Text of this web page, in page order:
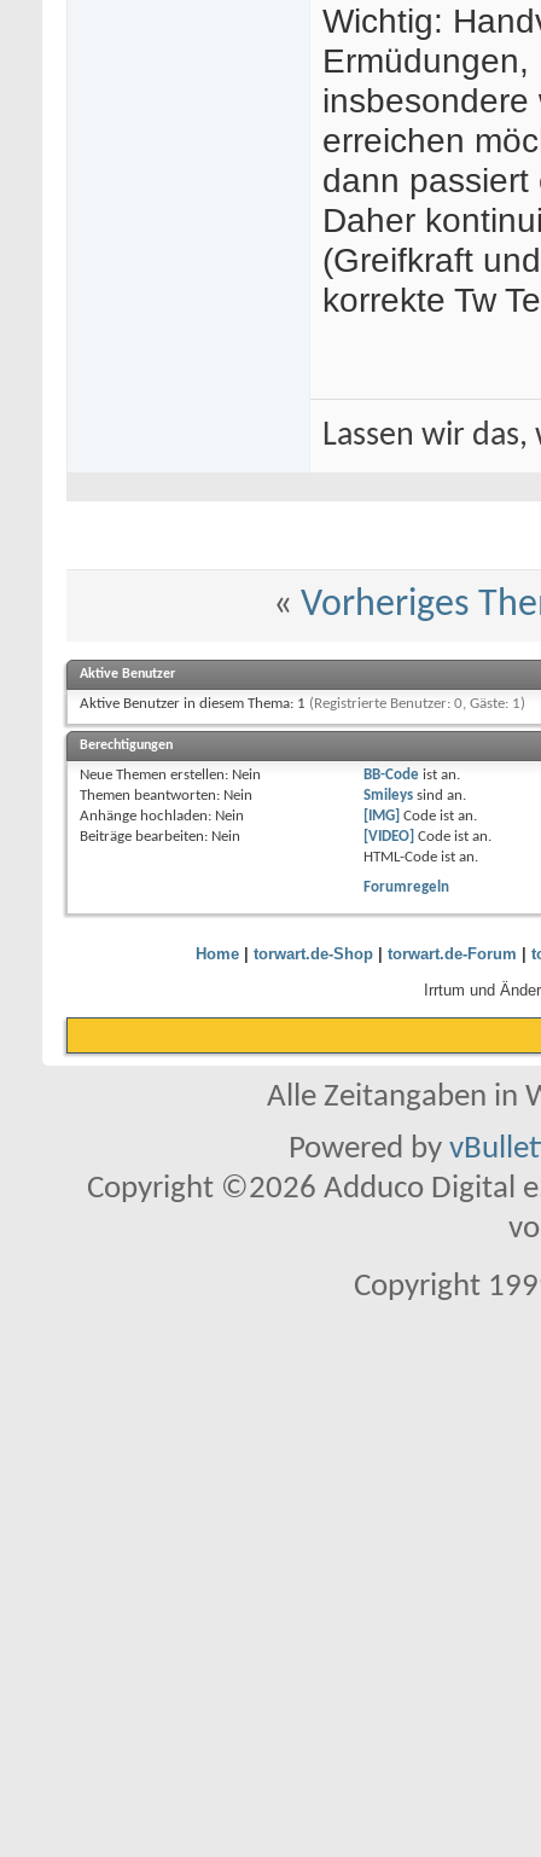
Wichtig:
insbesondere
erreichen
dann passiert
Daher
(Greifkraft
korrekte Tw
Lassen wir
« Vorheriges
Aktive Benutzer
Aktive Benutzer in diesem Thema: 1 (Registrierte Benutzer: 0, Gäste: 1)
Berechtigungen
Neue Themen erstellen: Nein
Themen beantworten: Nein
Anhänge hochladen: Nein
Beiträge bearbeiten: Nein
BB-Codeist an.
Smileyssind an.
[IMG] Code ist an.
[VIDEO] Code ist an.
HTML-Code ist an.
Forumregeln
Home| torwart.de-Shop| torwart.de-Forum
Irrtum und
Alle Zeitangaben in
Powered by
Copyright ©2026 Adduco Digital
Copyright